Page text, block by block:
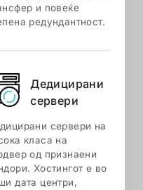
и повеќе
редундантност.
Дедицирани
сервери
сервери на
класа на
од признаени
Хостингот е во
дата центри,